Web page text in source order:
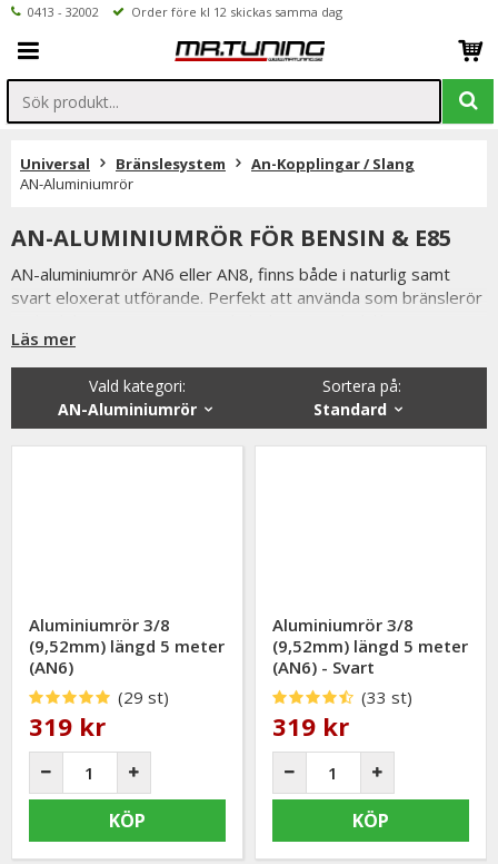
0413 - 32002 Order före kl 12 skickas samma dag
Universal Bränslesystem
An-Kopplingar / Slang
AN-Aluminiumrör
AN-ALUMINIUMRÖR FÖR BENSIN & E85
AN-aluminiumrör AN6 eller AN8, finns både i naturlig samt
svart eloxerat utförande. Perfekt att använda som bränslerör
motorrummet.
Läs mer
Sortera på:
Standard
Vald kategori:
AN-Aluminiumrör
Aluminiumrör 3/8
(9,52mm) längd 5 meter
(AN6)
(29 st)
319 kr
KÖP
Aluminiumrör 3/8
(9,52mm) längd 5 meter
(AN6) - Svart
(33 st)
319 kr
KÖP